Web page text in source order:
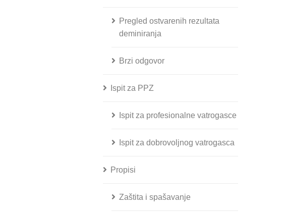
Pregled ostvarenih rezultata
deminiranja
Brzi odgovor
Ispit za PPZ
Ispit za profesionalne vatrogasce
Ispit za dobrovoljnog vatrogasca
Propisi
Zaštita i spašavanje